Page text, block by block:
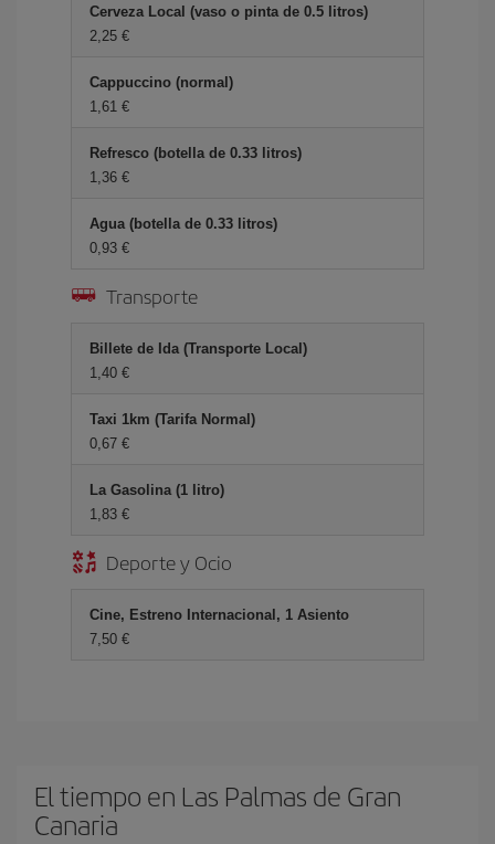
Cerveza Local (vaso o pinta de 0.5 litros)
2,25
Cappuccino (normal)
1,61
Refresco (botella de 0.33 litros)
1,36
Agua (botella de 0.33 litros)
0,93
Transporte
Billete de Ida (Transporte Local)
1,40
Taxi 1km (Tarifa Normal)
0,67
La Gasolina (1 litro)
1,83
Deporte y Ocio
Cine, Estreno Internacional, 1 Asiento
7,50
El tiempo en Las Palmas de Gran
Canaria